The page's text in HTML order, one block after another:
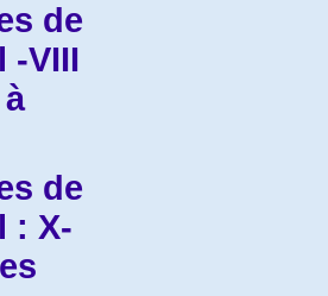
de
-VIII
de
: X-